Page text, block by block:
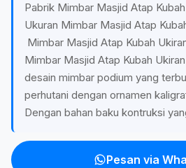
Pabrik Mimbar Masjid Atap
Ukuran Mimbar Masjid Atap
Mimbar Masjid Atap Kubah
Mimbar Masjid Atap Kubah
desain mimbar podium yang
perhutani dengan ornamen
Dengan bahan baku kontruksi
Pesan via